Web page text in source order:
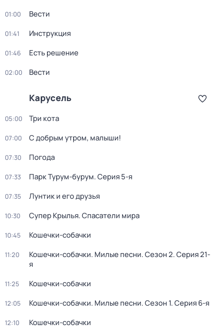
01:00 Вести
01:41 Инструкция
01:46 Есть решение
02:00 Вести
Карусель
05:00 Три кота
07:00 С добрым утром, малыши!
07:30 Погода
07:33 Парк Турум-бурум. Серия 5-я
07:35 Лунтик и его друзья
10:30 Супер Крылья. Спасатели мира
10:45 Кошечки-собачки
11:20 Кошечки-собачки. Милые песни. Сезон 2. Серия 21-
я
11:25 Кошечки-собачки
12:05 Кошечки-собачки. Милые песни. Сезон 1. Серия 6-я
12:10 Кошечки-собачки